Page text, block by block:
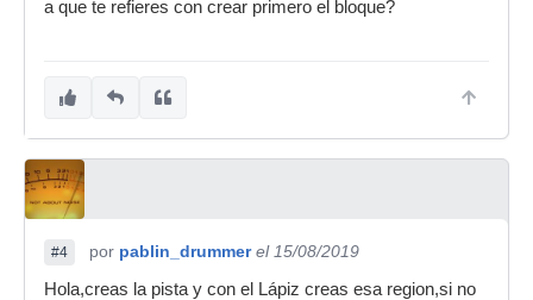
a que te refieres con crear primero el bloque?
#4 por pablin_drummer el 15/08/2019
Hola,creas la pista y con el Lápiz creas esa region,si no